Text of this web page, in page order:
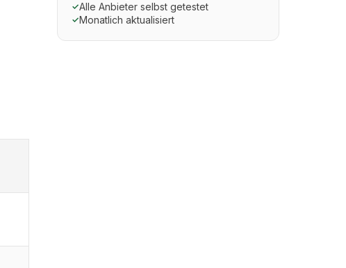
✓Alle Anbieter selbst getestet
✓Monatlich aktualisiert